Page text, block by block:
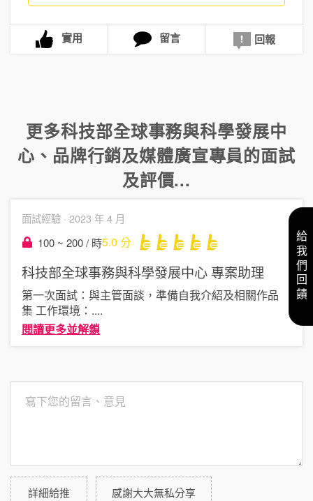
實用 留言 回報
更多科技部全球事務與科學發展中
心 、 品牌行銷及媒體廣宣專員的面試
及評價...
面試經驗 · 2023 年 4 月
100 ~ 200 / 時5.0 分
科技部全球事務與科學發展中心 專案助理
第一次面試：與主管面談，準備自我介紹及相關作品
集 工作環境： ....
閱讀更多並解鎖
詳細給推 感謝大大無私分享
給我們回饋